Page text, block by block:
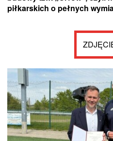
piłkarskich o pełnych